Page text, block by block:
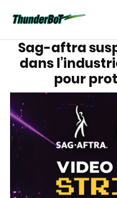
Sag-aftra
dans
pour